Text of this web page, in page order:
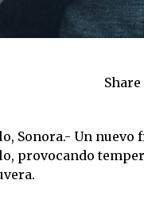
Sonora.- Un
provocando